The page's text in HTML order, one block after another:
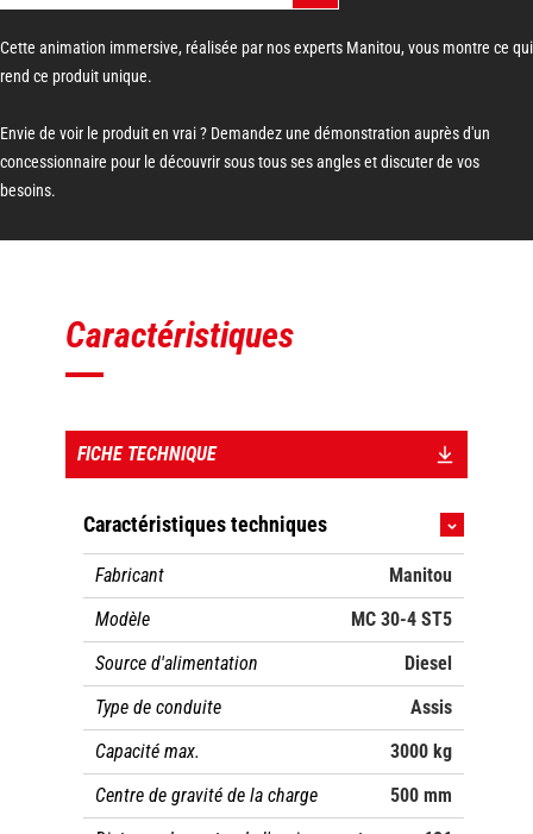
Cette animation immersive, réalisée par nos experts Manitou, vous montre ce qui
rend ce produit unique.
Envie de voir le produit en vrai ? Demandez une démonstration auprès d'un
concessionnaire pour le découvrir sous tous ses angles et discuter de vos
besoins.
Caractéristiques
FICHE TECHNIQUE
Caractéristiques techniques
Fabricant
Manitou
Modèle
MC 30-4 ST5
Source d'alimentation
Diesel
Type de conduite
Assis
Capacité max.
3000 kg
Centre de gravité de la charge
500 mm